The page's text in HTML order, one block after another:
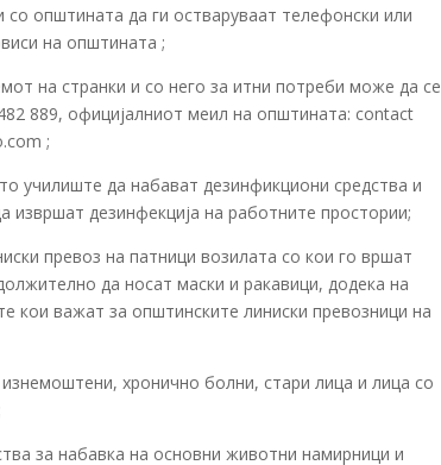
општината да ги остваруваат телефонски или
на општината ;
на странки и со него за итни потреби може да се
889, официјалниот меил на општината: contact
;
училиште да набават дезинфикциони средства и
дезинфекција на работните простории;
превоз на патници возилата со кои го вршат
да носат маски и ракавици, додека на
кои важат за општинските линиски превозници на
хронично болни, стари лица и лица со
за набавка на основни животни намирници и